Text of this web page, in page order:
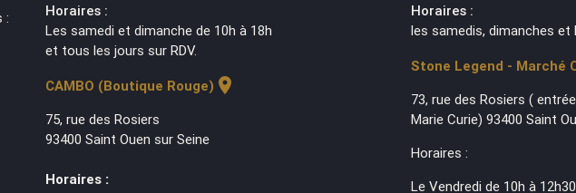
:
Horaires :
Les samedi et dimanche de 10h à 18h
et tous les jours sur RDV.
CAMBO (Boutique Rouge) location_on
75, rue des Rosiers
93400 Saint Ouen sur Seine
Horaires :
Horaires :
les samedis, dimanches et
Stone Legend - Marché
73, rue des Rosiers (
Marie Curie) 93400 Saint
Horaires :
Le Vendredi de 10h à